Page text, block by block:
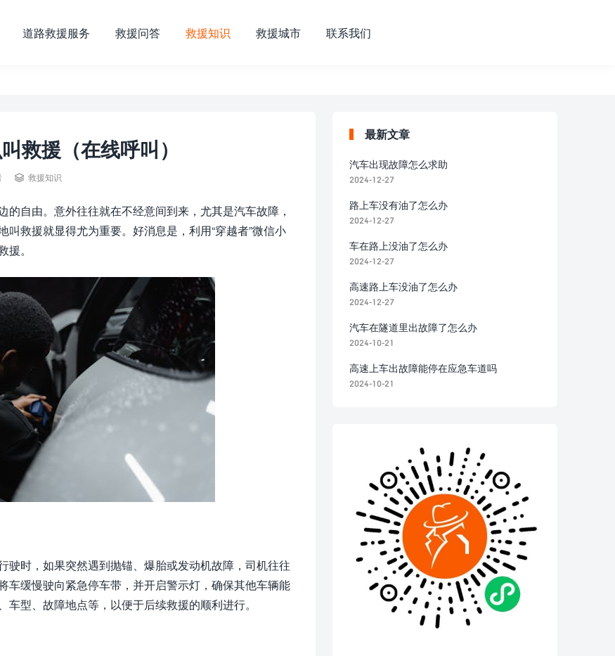
道路救援服务 救援问答 救援知识 救援城市 联系我们
救援（在线呼叫）
 救援知识
自由。意外往往就在不经意间到来，尤其是汽车故障，
救援就显得尤为重要。好消息是，利用“穿越者”微信小
援。
驶时，如果突然遇到抛锚、爆胎或发动机故障，司机往往
车缓慢驶向紧急停车带，并开启警示灯，确保其他车辆能
型、故障地点等，以便于后续救援的顺利进行。
最新文章
汽车出现故障怎么求助
2024-12-27
路上车没有油了怎么办
2024-12-27
车在路上没油了怎么办
2024-12-27
高速路上车没油了怎么办
2024-12-27
汽车在隧道里出故障了怎么办
2024-10-21
高速上车出故障能停在应急车道吗
2024-10-21